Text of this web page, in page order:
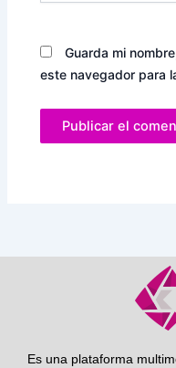
Guarda mi
este navegador para
Es una plataforma